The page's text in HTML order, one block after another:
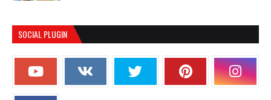
SOCIAL PLUGIN